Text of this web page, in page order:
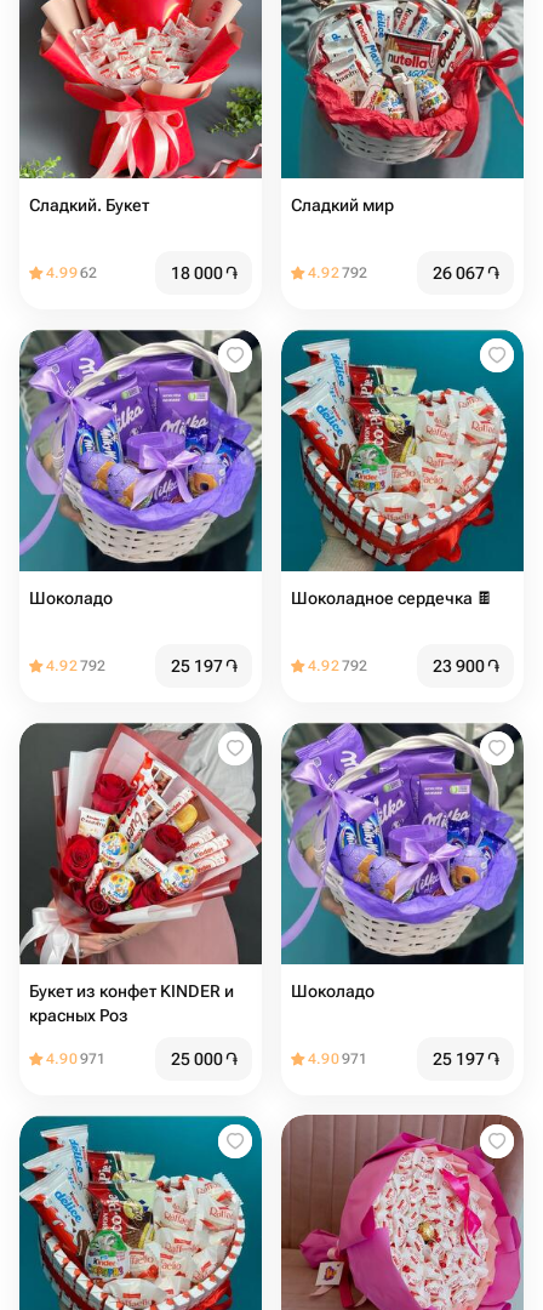
Сладкий. Букет
4.9962 18 000֏
Сладкий мир️
4.92792 26 067֏
Шоколадо
4.92792 25 197֏
Шоколадное сердечка 🍫
4.92792 23 900֏
Букет из конфет KINDER и
красных Роз
4.90971 25 000֏
Шоколадо
4.90971 25 197֏